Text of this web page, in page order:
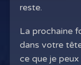
reste.
La prochaine
dans votre
ce que je